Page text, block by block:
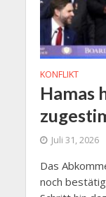
KONFLIKT
Hamas
Juli 31, 2026
Das
noch